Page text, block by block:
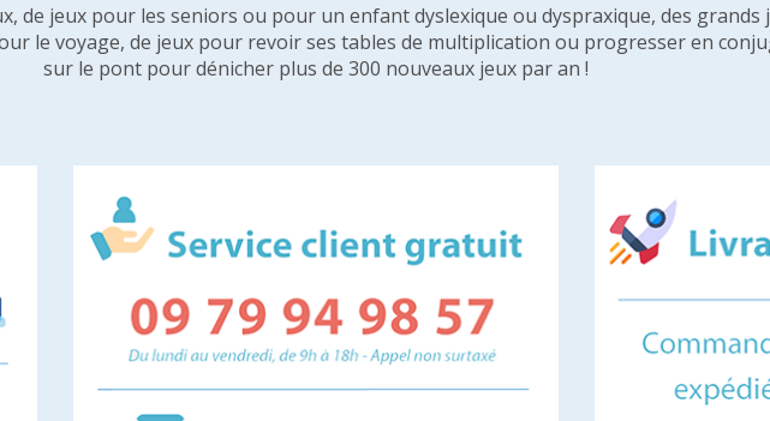
de jeux pour les seniors ou pour un enfant dyslexique ou dyspraxique, des
le voyage, de jeux pour revoir ses tables de multiplication ou progresser en
sur le pont pour dénicher plus de 300 nouveaux jeux par an !